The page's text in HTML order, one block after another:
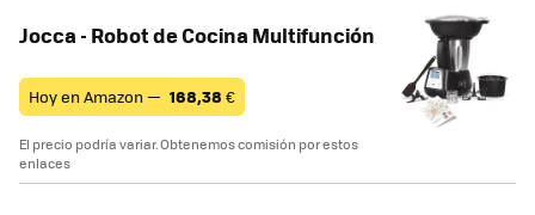
Jocca - Robot de Cocina Multifunción
Hoy en Amazon — 168,38 €
El precio podría variar. Obtenemos comisión por estos
enlaces